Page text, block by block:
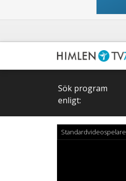
Sök program
enligt:
Standardvideospelare